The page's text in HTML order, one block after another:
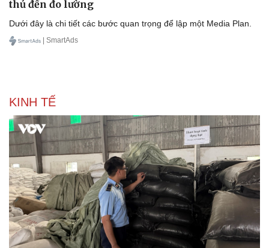
Thể thao
Bóng đá
Lịch thi đấu bóng đá
Thế giới thể thao
eSports
Hậu trường
Ô tô - Xe máy
Ô tô
Xe máy
Tư vấn
thủ đến đo lường
Dưới đây là chi tiết các bước quan trọng để lập một Media Plan.
| SmartAds
KINH TẾ